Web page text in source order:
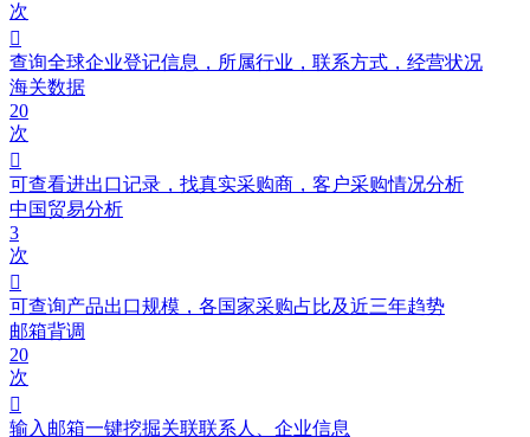
次

查询全球企业登记信息，所属行业，联系方式，经营状况
海关数据
20
次

可查看进出口记录，找真实采购商，客户采购情况分析
中国贸易分析
3
次

可查询产品出口规模，各国家采购占比及近三年趋势
邮箱背调
20
次

输入邮箱一键挖掘关联联系人、企业信息